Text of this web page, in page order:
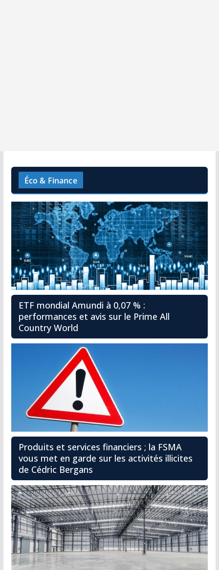
Éco & Finance
ETF mondial Amundi à 0,07 % :
performances et avis sur le Prime All
Country World
Produits et services financiers ; la FSMA
vous met en garde sur les activités illicites
de Cédric Bergans